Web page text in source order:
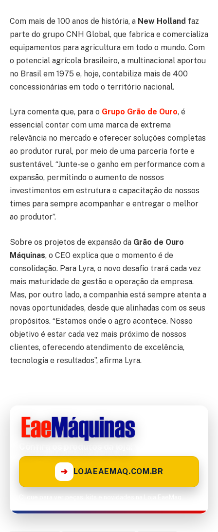
Com mais de 100 anos de história, a New Holland faz
parte do grupo CNH Global, que fabrica e comercializa
equipamentos para agricultura em todo o mundo. Com
o potencial agrícola brasileiro, a multinacional aportou
no Brasil em 1975 e, hoje, contabiliza mais de 400
concessionárias em todo o território nacional.
Lyra comenta que, para o Grupo Grão de Ouro, é
essencial contar com uma marca de extrema
relevância no mercado e oferecer soluções completas
ao produtor rural, por meio de uma parceria forte e
sustentável. “Junte-se o ganho em performance com a
expansão, permitindo o aumento de nossos
investimentos em estrutura e capacitação de nossos
times para sempre acompanhar e entregar o melhor
ao produtor”.
Sobre os projetos de expansão da Grão de Ouro
Máquinas, o CEO explica que o momento é de
consolidação. Para Lyra, o novo desafio trará cada vez
mais maturidade de gestão e operação da empresa.
Mas, por outro lado, a companhia está sempre atenta a
novas oportunidades, desde que alinhadas com os seus
propósitos. “Estamos onde o agro acontece. Nosso
objetivo é estar cada vez mais próximo de nossos
clientes, oferecendo atendimento de excelência,
tecnologia e resultados”, afirma Lyra.
➜ LOJAEAEMAQ.COM.BR